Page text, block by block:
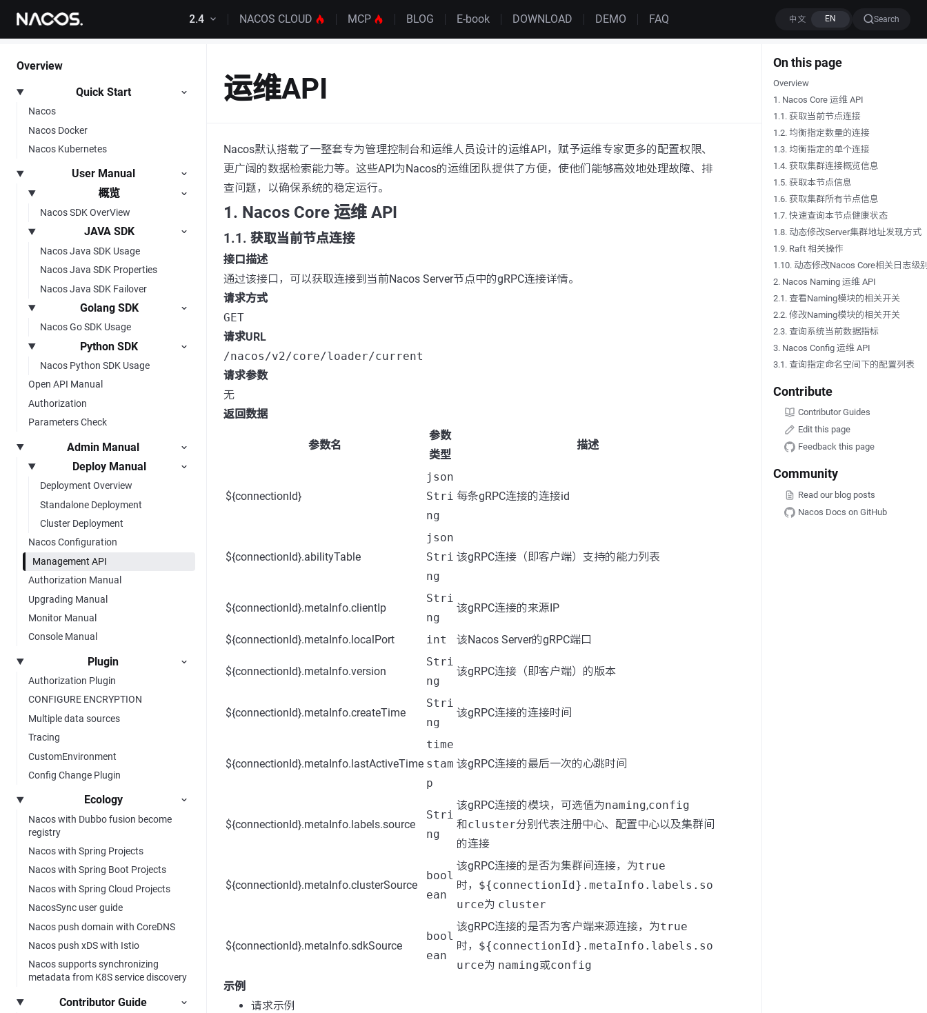
Skip to content 2.4 NACOS CLOUD MCP BLOG E-book DOWNLOAD DEMO FAQ Search
Overview
Quick Start
Nacos
Nacos Docker
Nacos Kubernetes
User Manual
概览
Nacos SDK OverView
JAVA SDK
Nacos Java SDK Usage
Nacos Java SDK Properties
Nacos Java SDK Failover
Golang SDK
Nacos Go SDK Usage
Python SDK
Nacos Python SDK Usage
Open API Manual
Authorization
Parameters Check
Admin Manual
Deploy Manual
Deployment Overview
Standalone Deployment
Cluster Deployment
Nacos Configuration
Management API
Authorization Manual
Upgrading Manual
Monitor Manual
Console Manual
Plugin
Authorization Plugin
CONFIGURE ENCRYPTION
Multiple data sources
Tracing
CustomEnvironment
Config Change Plugin
Ecology
Nacos with Dubbo fusion become
registry
Nacos with Spring Projects
Nacos with Spring Boot Projects
Nacos with Spring Cloud Projects
NacosSync user guide
Nacos push domain with CoreDNS
Nacos push xDS with Istio
Nacos supports synchronizing
metadata from K8S service discovery
Contributor Guide
On this page
Overview
1. Nacos Core 运维 API
1.1. 获取当前节点连接
1.2. 均衡指定数量的连接
1.3. 均衡指定的单个连接
1.4. 获取集群连接概览信息
1.5. 获取本节点信息
1.6. 获取集群所有节点信息
1.7. 快速查询本节点健康状态
1.8. 动态修改Server集群地址发现方式
1.9. Raft 相关操作
1.10. 动态修改Nacos Core相关日志级
2. Nacos Naming 运维 API
2.1. 查看Naming模块的相关开关
2.2. 修改Naming模块的相关开关
2.3. 查询系统当前数据指标
3. Nacos Config 运维 API
3.1. 查询指定命名空间下的配置列表
Contribute
Contributor Guides
Edit this page
Feedback this page
Community
Read our blog posts
Nacos Docs on GitHub
运维API
Nacos默认搭载了一整套专为管理控制台和运维人员设计的运维API，赋予运维专家更多的配置权限、
更广阔的数据检索能力等。这些API为Nacos的运维团队提供了方便，使他们能够高效地处理故障、排
查问题，以确保系统的稳定运行。
1. Nacos Core 运维 API
1.1. 获取当前节点连接
接口描述
通过该接口，可以获取连接到当前Nacos Server节点中的gRPC连接详情。
请求方式
GET
请求URL
/nacos/v2/core/loader/current
请求参数
无
返回数据
参数名
参数
类型
描述
${connectionId}
json
Stri
ng
每条gRPC连接的连接id
${connectionId}.abilityTable
json
Stri
ng
该gRPC连接（即客户端）支持的能力列表
${connectionId}.metaInfo.clientIp
Stri
ng
该gRPC连接的来源IP
${connectionId}.metaInfo.localPort int 该Nacos Server的gRPC端口
${connectionId}.metaInfo.version
Stri
ng
该gRPC连接（即客户端）的版本
${connectionId}.metaInfo.createTime
Stri
ng
该gRPC连接的连接时间
${connectionId}.metaInfo.lastActiveTime
time
stam
p
该gRPC连接的最后一次的心跳时间
${connectionId}.metaInfo.labels.source
Stri
ng
该gRPC连接的模块，可选值为naming,config
和cluster分别代表注册中心、配置中心以及集群间
的连接
${connectionId}.metaInfo.clusterSource
bool
ean
该gRPC连接的是否为集群间连接，为true
时， ${connectionId}.metaInfo.labels.so
urce为 cluster
${connectionId}.metaInfo.sdkSource
bool
ean
该gRPC连接的是否为客户端来源连接，为true
时， ${connectionId}.metaInfo.labels.so
urce为 naming或config
示例
请求示例